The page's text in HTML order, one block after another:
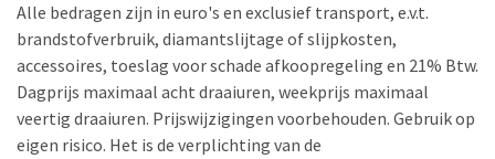
Alle bedragen zijn in euro's en exclusief transport, e.v.t.
brandstofverbruik, diamantslijtage of slijpkosten,
accessoires, toeslag voor schade afkoopregeling en 21% Btw.
Dagprijs maximaal acht draaiuren, weekprijs maximaal
veertig draaiuren. Prijswijzigingen voorbehouden. Gebruik op
eigen risico. Het is de verplichting van de